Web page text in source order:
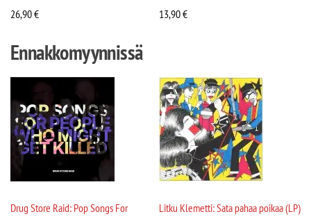
26,90€
13,90€
Ennakkomyynnissä
Drug Store Raid: Pop Songs For
Litku Klemetti: Sata pahaa poikaa (LP)